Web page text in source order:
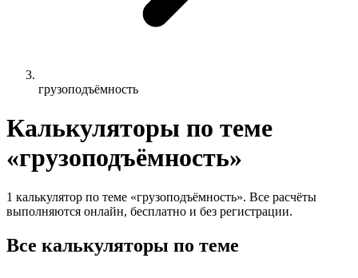
грузоподъёмность
Калькуляторы по теме
«грузоподъёмность»
1 калькулятор по теме «грузоподъёмность». Все расчёты
выполняются онлайн, бесплатно и без регистрации.
Все калькуляторы по теме